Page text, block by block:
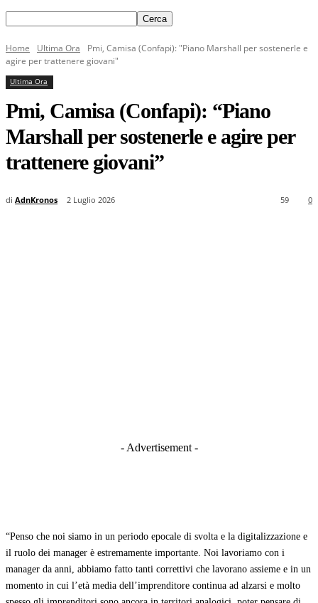
Home Ultima Ora
Pmi, Camisa (Confapi): "Piano Marshall per sostenerle e
agire per trattenere giovani"
Ultima Ora
Pmi, Camisa (Confapi): “Piano
Marshall per sostenerle e agire per
trattenere giovani”
di AdnKronos 2 Luglio 2026 0
59
- Advertisement -
“Penso che noi siamo in un periodo epocale di svolta e la digitalizzazione e
il ruolo dei manager è estremamente importante. Noi lavoriamo con i
manager da anni, abbiamo fatto tanti correttivi che lavorano assieme e in un
momento in cui l’età media dell’imprenditore continua ad alzarsi e molto